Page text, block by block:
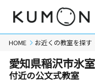
HOME お近くの教室を探す
愛知県稲沢市氷
付近の公文式教室